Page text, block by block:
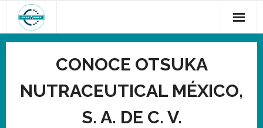
CONOCE OTSUKA
NUTRACEUTICAL MÉXICO,
S. A. DE C. V.